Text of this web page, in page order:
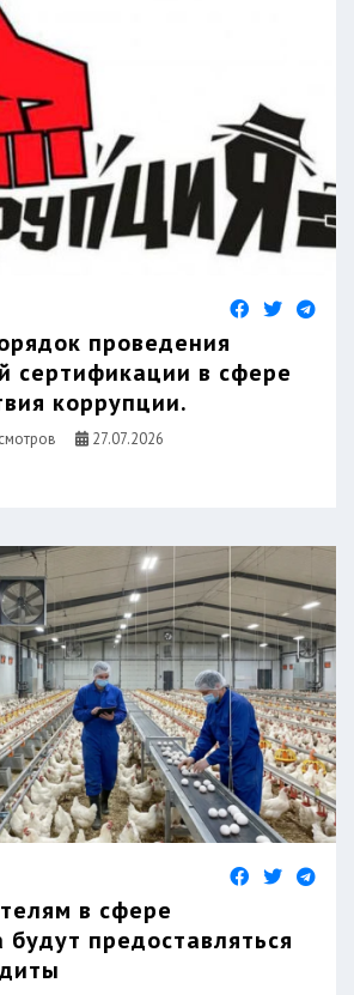
проведения
сертификации в сфере
коррупции.
27.07.2026
в сфере
будут предоставляться